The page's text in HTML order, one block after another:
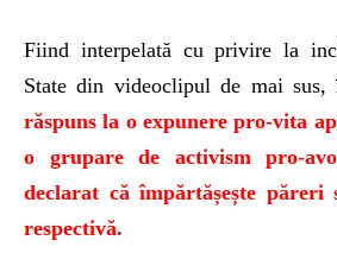
Fiind interpelată cu privire la
State din videoclipul de mai
răspuns la o expunere pro-vita
o grupare de activism pro-
declarat că împărtășește păreri
respectivă.